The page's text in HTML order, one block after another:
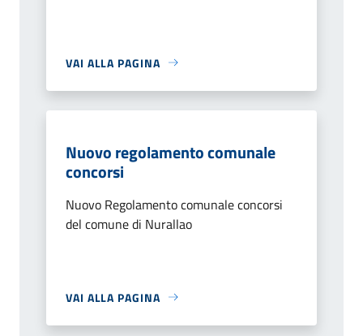
VAI ALLA PAGINA
Nuovo regolamento comunale
concorsi
Nuovo Regolamento comunale concorsi
del comune di Nurallao
VAI ALLA PAGINA